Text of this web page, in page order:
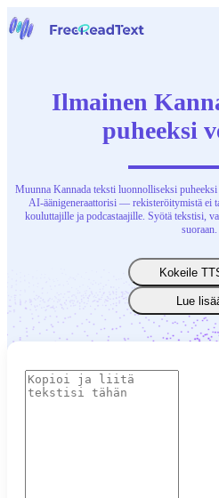
Työkalut
Suomi
Ilmainen
puheeksi
Muunna Kannada teksti luonnolliseksi
AI-äänigeneraattorisi — rekisteröitymistä ei
kouluttajille ja podcastaajille. Syötä tekstisi,
suoraan.
Kokeile
Lue